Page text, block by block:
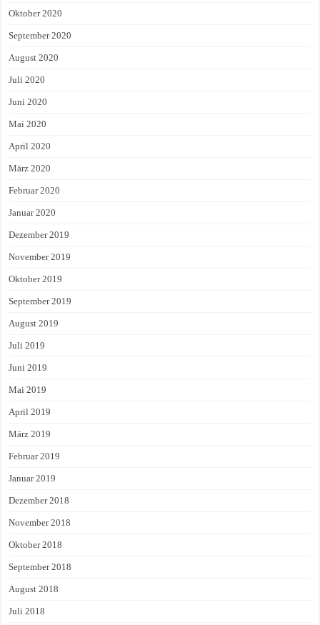
Oktober 2020
September 2020
August 2020
Juli 2020
Juni 2020
Mai 2020
April 2020
März 2020
Februar 2020
Januar 2020
Dezember 2019
November 2019
Oktober 2019
September 2019
August 2019
Juli 2019
Juni 2019
Mai 2019
April 2019
März 2019
Februar 2019
Januar 2019
Dezember 2018
November 2018
Oktober 2018
September 2018
August 2018
Juli 2018